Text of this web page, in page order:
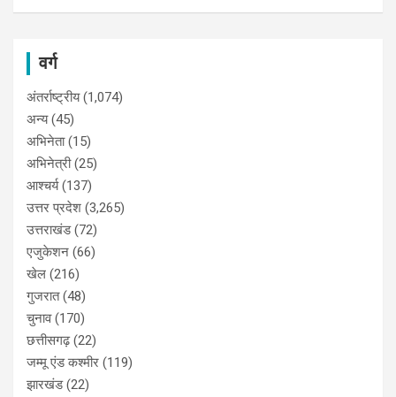
वर्ग
अंतर्राष्ट्रीय(1,074)
अन्य(45)
अभिनेता(15)
अभिनेत्री(25)
आश्चर्य(137)
उत्तर प्रदेश (3,265)
उत्तराखंड(72)
एजुकेशन (66)
खेल (216)
गुजरात(48)
चुनाव(170)
छत्तीसगढ़(22)
जम्मू एंड कश्मीर (119)
झारखंड(22)